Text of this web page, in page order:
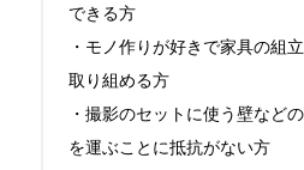
できる方
・モノ作りが好きで家具の組
取り組める方
・撮影のセットに使う壁など
を運ぶことに抵抗がない方